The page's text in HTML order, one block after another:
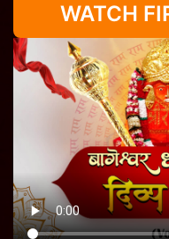
WATCH